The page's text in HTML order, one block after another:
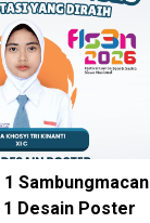
Sambungmacan
1 Desain Poster